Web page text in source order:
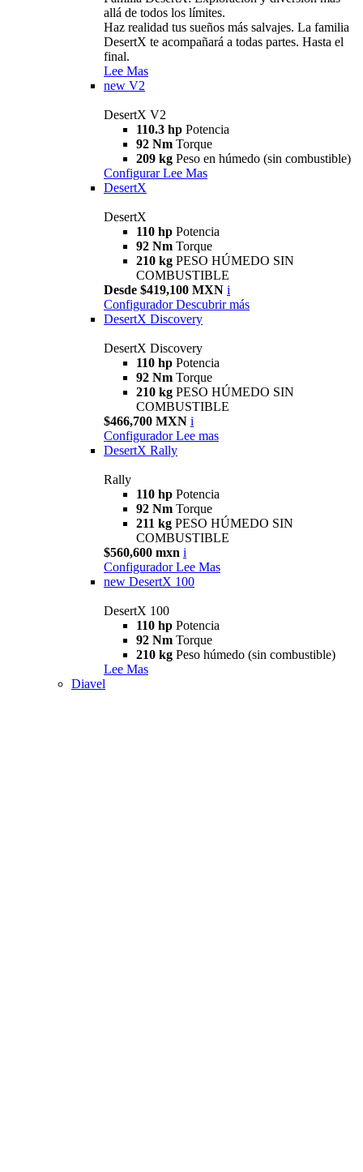
allá de todos los límites.
Haz realidad tus sueños más salvajes. La familia
DesertX te acompañará a todas partes. Hasta el
final.
Lee Mas
new V2
DesertX V2
110.3 hp Potencia
92 Nm Torque
209 kg Peso en húmedo (sin combustible)
Configurar Lee Mas
DesertX
DesertX
110 hp Potencia
92 Nm Torque
210 kg PESO HÚMEDO SIN
COMBUSTIBLE
Desde $419,100 MXN i
Configurador Descubrir más
DesertX Discovery
DesertX Discovery
110 hp Potencia
92 Nm Torque
210 kg PESO HÚMEDO SIN
COMBUSTIBLE
$466,700 MXN i
Configurador Lee mas
DesertX Rally
Rally
110 hp Potencia
92 Nm Torque
211 kg PESO HÚMEDO SIN
COMBUSTIBLE
$560,600 mxn i
Configurador Lee Mas
new DesertX 100
DesertX 100
110 hp Potencia
92 Nm Torque
210 kg Peso húmedo (sin combustible)
Lee Mas
Diavel